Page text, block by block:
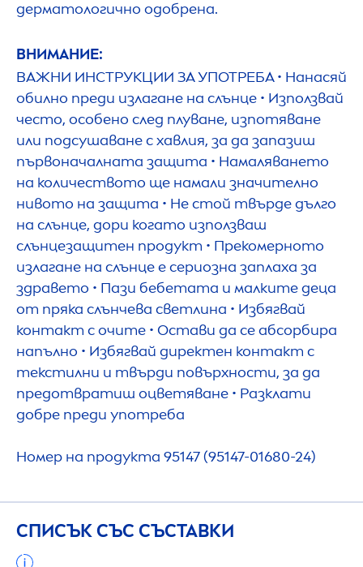
дерматологично одобрена.
ВНИМАНИЕ:
ВАЖНИ ИНСТРУКЦИИ ЗА УПОТРЕБА • Нанасяй
обилно преди излагане на слънце • Използвай
често, особено след плуване, изпотяване
или подсушаване с хавлия, за да запазиш
първоначалната защита • Намаляването
на количеството ще намали значително
нивото на защита • Не стой твърде дълго
на слънце, дори когато използваш
слънцезащитен продукт • Прекомерното
излагане на слънце е сериозна заплаха за
здравето • Пази бебетата и малките деца
от пряка слънчева светлина • Избягвай
контакт с очите • Остави да се абсорбира
напълно • Избягвай директен контакт с
текстилни и твърди повърхности, за да
предотвратиш оцветяване • Разклати
добре преди употреба
Номер на продукта 95147 (95147-01680-24)
СПИСЪК СЪС СЪСТАВКИ